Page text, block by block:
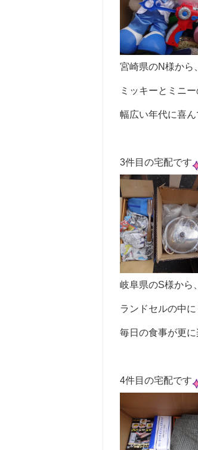
宮崎県のN様から
ミッキーとミニ
幅広い年代に喜
3件目の宅配です
岐阜県のS様から
ランドセルの中
毎日の食事が更
4件目の宅配です